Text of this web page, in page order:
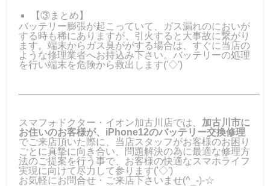
【③まとめ】
バッテリー膨張が起こっていて、ガス漏れのにおいが
する時も稀にありますが、引火すると大事故に繋がり
ます。端末からガス臭ががする場合は、すぐに当店の
ような修理業者へお持込み下さい。バッテリーの処理
を行い端末を危険から救出します('◇')ゞ
―――――――――――――――――――――――――
スマフォドクター・イオン加古川店では、 加古川市に
お住いのお客様が、iPhone12のバッテリー交換修理
でご来店頂いた際に、当店スタッフがお客様のお困り
ごとに真摯に向き合い、問題解決の為に最適な修理方
法のご提案を行う事で、お客様の快適なスマホライフ
実現に向けて尽力して参ります('◇')ゞ
お気軽にお問合せ・ご来店下さいませ(^_-)-☆